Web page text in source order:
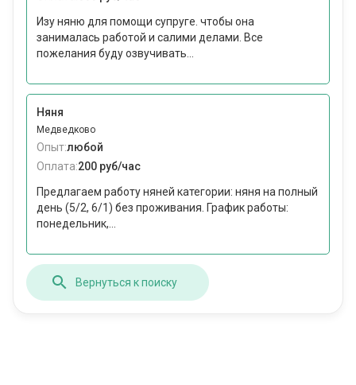
Изу няню для помощи супруге. чтобы она
занималась работой и салими делами. Все
пожелания буду озвучивать...
Няня
Медведково
Опыт:любой
Оплата:200 руб/час
Предлагаем работу няней категории: няня на полный
день (5/2, 6/1) без проживания. График работы:
понедельник,...
Вернуться к поиску